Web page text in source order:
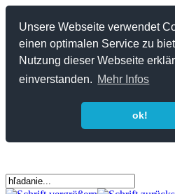
Unsere Webseite verwendet
einen optimalen Service zu
Nutzung dieser Webseite
einverstanden. Mehr Infos
ok!